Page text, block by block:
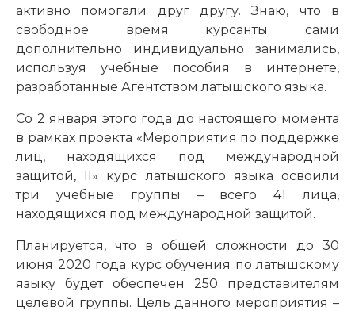
активно помогали друг другу. Знаю, что в
свободное время курсанты сами
дополнительно индивидуально занимались,
используя учебные пособия в интернете,
разработанные Агентством латышского языка.
Со 2 января этого года до настоящего момента
в рамках проекта «Мероприятия по поддержке
лиц, находящихся под международной
защитой, II» курс латышского языка освоили
три учебные группы – всего 41 лица,
находящихся под международной защитой.
Планируется, что в общей сложности до 30
июня 2020 года курс обучения по латышскому
языку будет обеспечен 250 представителям
целевой группы. Цель данного мероприятия –